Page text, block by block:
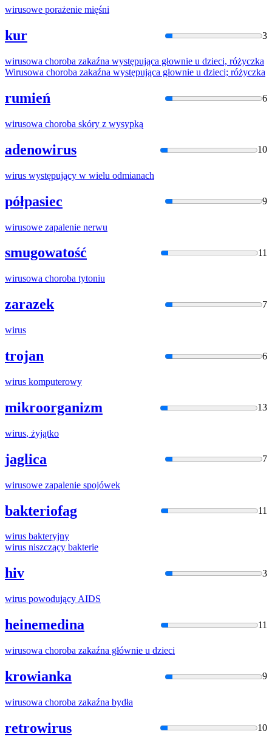
wirusowe porażenie mięśni
kur 3
wirusowa choroba zakaźna występująca głownie u dzieci, różyczka
Wirusowa choroba zakaźna występująca głownie u dzieci; różyczka
rumień 6
wirusowa choroba skóry z wysypką
adenowirus 10
wirus występujący w wielu odmianach
półpasiec 9
wirusowe zapalenie nerwu
smugowatość 11
wirusowa choroba tytoniu
zarazek 7
wirus
trojan 6
wirus komputerowy
mikroorganizm 13
wirus, żyjątko
jaglica 7
wirusowe zapalenie spojówek
bakteriofag 11
wirus bakteryjny
wirus niszczący bakterie
hiv 3
wirus powodujący AIDS
heinemedina 11
wirusowa choroba zakaźna głównie u dzieci
krowianka 9
wirusowa choroba zakaźna bydła
retrowirus 10